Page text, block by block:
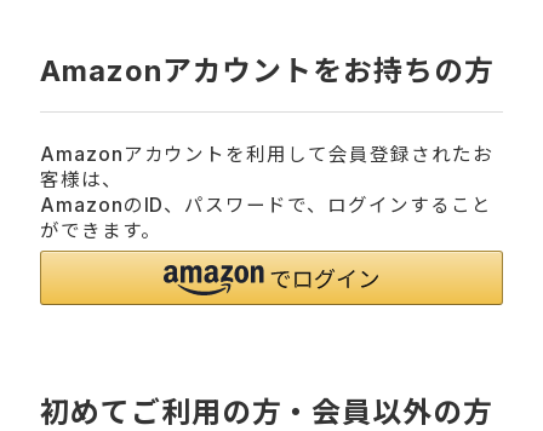
Amazonアカウントをお持ちの方
Amazonアカウントを利用して会員登録されたお
客様は、
AmazonのID、パスワードで、ログインすること
ができます。
初めてご利用の方・会員以外の方